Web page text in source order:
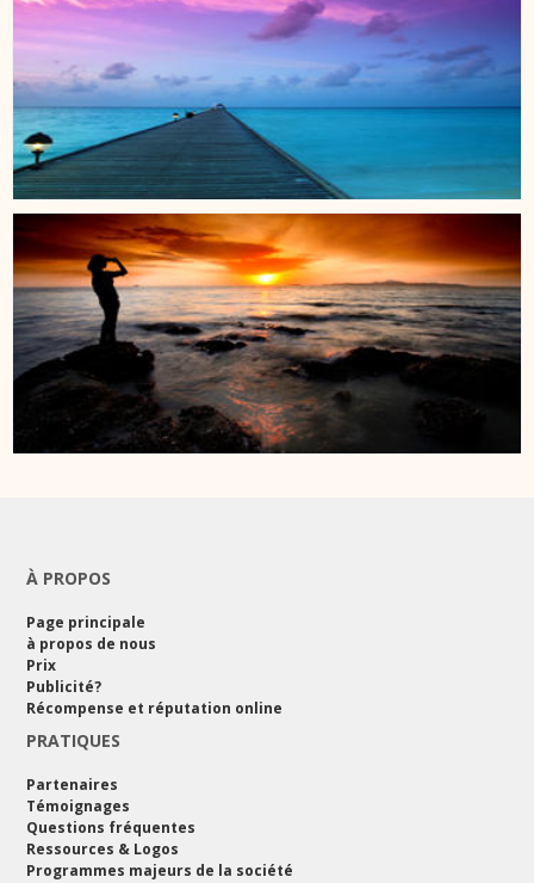
À PROPOS
Page principale
à propos de nous
Prix
Publicité?
Récompense et réputation online
PRATIQUES
Partenaires
Témoignages
Questions fréquentes
Ressources & Logos
Programmes majeurs de la société